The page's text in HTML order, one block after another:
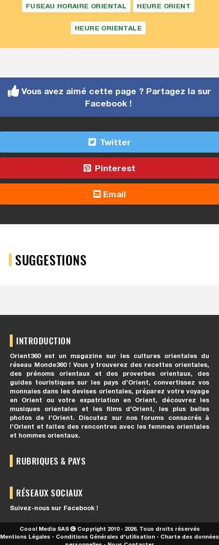
FUSEAU HORAIRE ORIENTAL HEURE ORIENT
HEURE ORIENTALE
Vous avez aimé cette page ? Partagez la sur
Facebook !
Twitter
Pinterest
Email
SUGGESTIONS
INTRODUCTION
Orient360 est un magazine sur les cultures orientales du
réseau Monde360 ! Vous y trouverez des recettes orientales,
des prénoms orientaux et des proverbes orientaux, des
guides touristiques sur les pays d’Orient, convertissez vos
monnaies dans les devises orientales, préparez votre voyage
en Orient ou votre expatriation en Orient, découvrez les
musiques orientales et les films d’Orient, les plus belles
photos de l’Orient. Discutez sur nos forums consacrés à
l’Orient et faites des rencontres avec les femmes orientales
et hommes orientaux.
RUBRIQUES & PAYS
RÉSEAUX SOCIAUX
Suivez-nous sur Facebook !
Coool Media SAS
Copyright 2010 - 2026. Tous droits réservés
Mentions Légales - Conditions Générales d'utilisation - Charte des données